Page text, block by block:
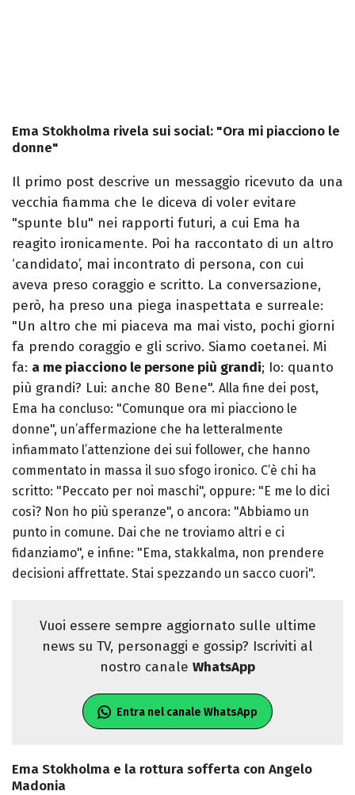
Ema Stokholma rivela sui social: "Ora mi piacciono le
donne"
Il primo post descrive un messaggio ricevuto da una
vecchia fiamma che le diceva di voler evitare
"spunte blu" nei rapporti futuri, a cui Ema ha
reagito ironicamente. Poi ha raccontato di un altro
‘candidato’, mai incontrato di persona, con cui
aveva preso coraggio e scritto. La conversazione,
però, ha preso una piega inaspettata e surreale:
"Un altro che mi piaceva ma mai visto, pochi giorni
fa prendo coraggio e gli scrivo. Siamo coetanei. Mi
fa: a me piacciono le persone più grandi; Io: quanto
più grandi? Lui: anche 80 Bene". Alla fine dei post,
Ema ha concluso: "Comunque ora mi piacciono le
donne", un’affermazione che ha letteralmente
infiammato l’attenzione dei sui follower, che hanno
commentato in massa il suo sfogo ironico. C’è chi ha
scritto: "Peccato per noi maschi", oppure: "E me lo dici
così? Non ho più speranze", o ancora: "Abbiamo un
punto in comune. Dai che ne troviamo altri e ci
fidanziamo", e infine: "Ema, stakkalma, non prendere
decisioni affrettate. Stai spezzando un sacco cuori".
Vuoi essere sempre aggiornato sulle ultime
news su TV, personaggi e gossip? Iscriviti al
nostro canale WhatsApp
Entra nel canale WhatsApp
Ema Stokholma e la rottura sofferta con Angelo
Madonia